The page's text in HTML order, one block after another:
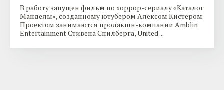
В работу запущен фильм по хоррор-сериалу «Каталог
Манделы», созданному ютубером Алексом Кистером.
Проектом занимаются продакшн-компании Amblin
Entertainment Стивена Спилберга, United ...